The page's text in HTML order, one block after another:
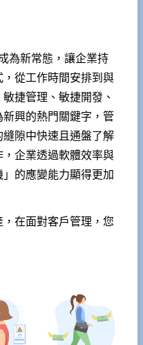
為新常態，讓企業持
從工作時間安排到與
捷管理、敏捷開發、
興的熱門關鍵字，管
隙中快速且通盤了解
企業透過軟體效率與
的應變能力顯得更加
在面對客戶管理，您